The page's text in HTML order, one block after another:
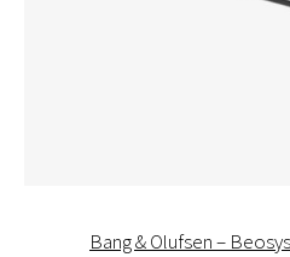
Bang & Olufsen –